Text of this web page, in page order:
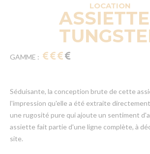
LOCATION
GAMME :
Séduisante, la conception brute de cette
l'impression qu'elle a été extraite
une rugosité pure qui ajoute un sentiment
assiette fait partie d'une ligne complète, à
site.